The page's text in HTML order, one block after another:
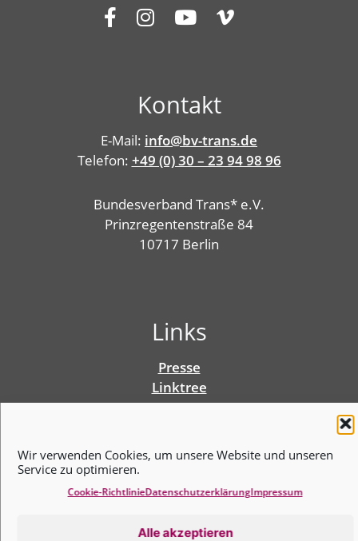
Wir verwenden Cookies, um unsere Website und unseren
Service zu optimieren.
Alle akzeptieren
Cookie-RichtlinieDatenschutz­erklärungImpressum
Kontakt
E-Mail: info@bv-trans.de
Telefon: +49 (0) 30 – 23 94 98 96
Bundesverband Trans* e.V.
Prinzregentenstraße 84
10717 Berlin
Links
Presse
Linktree
Impressum
Erklärung zur Barrierefreiheit
Cookie-Richtlinie (EU)
Datenschutz­erklärung